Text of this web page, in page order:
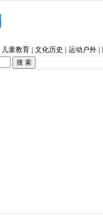
儿童教育 文化历史 运动户外